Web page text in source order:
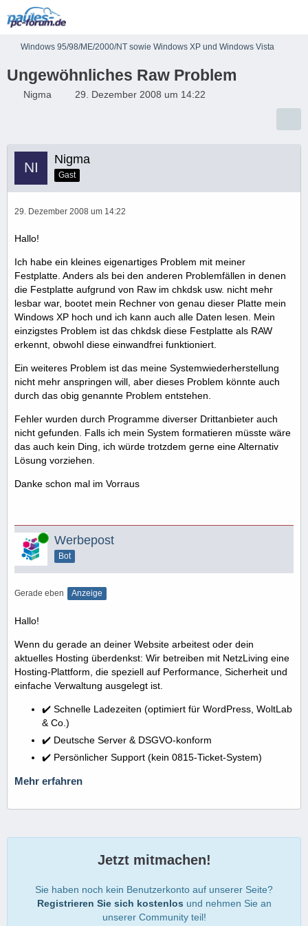
Windows 95/98/ME/2000/NT sowie Windows XP und Windows Vista
Ungewöhnliches Raw Problem
Nigma 29. Dezember 2008 um 14:22
Nigma
Gast
29. Dezember 2008 um 14:22
Hallo!
Ich habe ein kleines eigenartiges Problem mit meiner
Festplatte. Anders als bei den anderen Problemfällen in denen
die Festplatte aufgrund von Raw im chkdsk usw. nicht mehr
lesbar war, bootet mein Rechner von genau dieser Platte mein
Windows XP hoch und ich kann auch alle Daten lesen. Mein
einzigstes Problem ist das chkdsk diese Festplatte als RAW
erkennt, obwohl diese einwandfrei funktioniert.
Ein weiteres Problem ist das meine Systemwiederherstellung
nicht mehr anspringen will, aber dieses Problem könnte auch
durch das obig genannte Problem entstehen.
Fehler wurden durch Programme diverser Drittanbieter auch
nicht gefunden. Falls ich mein System formatieren müsste wäre
das auch kein Ding, ich würde trotzdem gerne eine Alternativ
Lösung vorziehen.
Danke schon mal im Vorraus
Online Werbepost
Bot
Gerade eben Anzeige
Hallo!
Wenn du gerade an deiner Website arbeitest oder dein
aktuelles Hosting überdenkst: Wir betreiben mit NetzLiving eine
Hosting-Plattform, die speziell auf Performance, Sicherheit und
einfache Verwaltung ausgelegt ist.
✔️ Schnelle Ladezeiten (optimiert für WordPress, WoltLab
& Co.)
✔️ Deutsche Server & DSGVO-konform
✔️ Persönlicher Support (kein 0815-Ticket-System)
Mehr erfahren
Jetzt mitmachen!
Sie haben noch kein Benutzerkonto auf unserer Seite?
Registrieren Sie sich kostenlos und nehmen Sie an
unserer Community teil!